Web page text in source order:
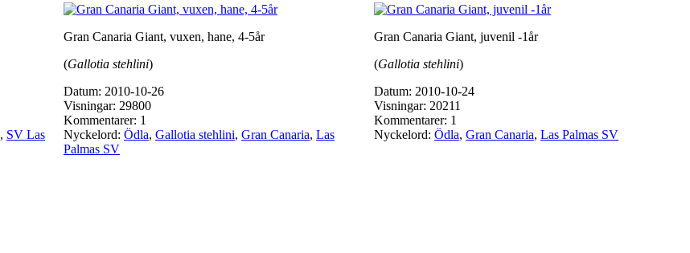
, SV Las
Gran Canaria Giant, vuxen, hane, 4-5år
(Gallotia stehlini)
Datum: 2010-10-26
Visningar: 29800
Kommentarer: 1
Nyckelord: Ödla, Gallotia stehlini, Gran Canaria, Las
Palmas SV
Gran Canaria Giant, juvenil -1år
(Gallotia stehlini)
Datum: 2010-10-24
Visningar: 20211
Kommentarer: 1
Nyckelord: Ödla, Gran Canaria, Las Palmas SV